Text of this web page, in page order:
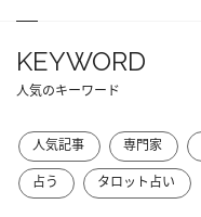
KEYWORD
人気のキーワード
人気記事 専門家
占う
タロット占い